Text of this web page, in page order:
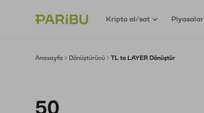
Kripto al/sat Piyasalar
Anasayfa Dönüştürücü TL to LAYER Dönüştür